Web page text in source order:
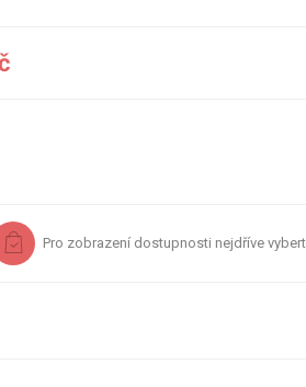
Pro zobrazení dostupnosti nejdříve